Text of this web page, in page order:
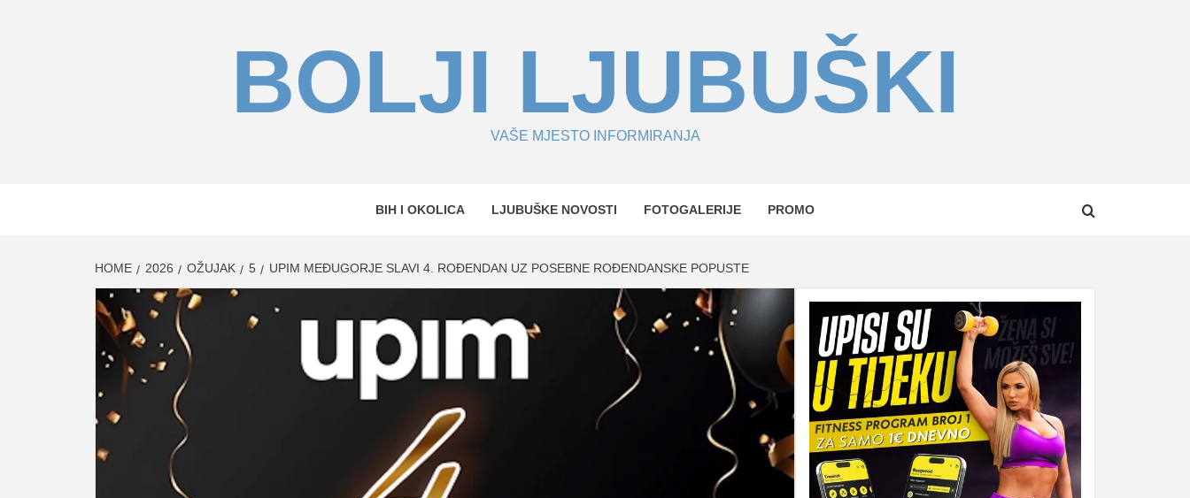
BOLJI LJUBUŠKI
VAŠE MJESTO INFORMIRANJA
BIH I OKOLICA LJUBUŠKE NOVOSTI FOTOGALERIJE PROMO
HOME 2026 OŽUJAK 5 UPIM MEĐUGORJE SLAVI 4. ROĐENDAN UZ POSEBNE ROĐENDANSKE POPUSTE